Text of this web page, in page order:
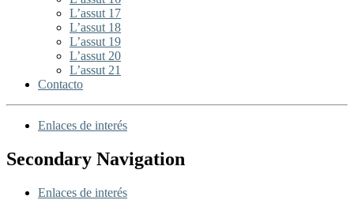
L’assut 17
L’assut 18
L’assut 19
L’assut 20
L’assut 21
Contacto
Enlaces de interés
Secondary Navigation
Enlaces de interés